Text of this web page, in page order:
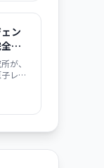
ン
自
ら
が、
レベ
る